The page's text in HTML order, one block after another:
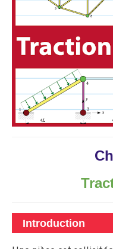
Introduction